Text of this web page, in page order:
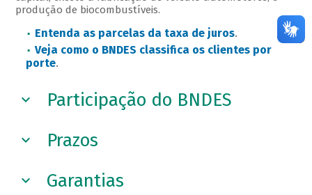
produção de biocombustíveis.
Entenda as parcelas da taxa de juros.
Veja como o BNDES classifica os clientes por
porte.
Participação do BNDES
Prazos
Garantias